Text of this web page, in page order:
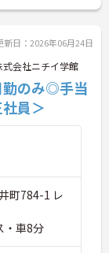
新日：2026年06月24日
式会社ニチイ学館
勤のみ◎手当
員＞
町784-1 レ
・車8分